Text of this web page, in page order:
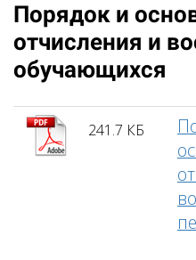
Порядок и
отчисления и
обучающихся
241.7 КБ